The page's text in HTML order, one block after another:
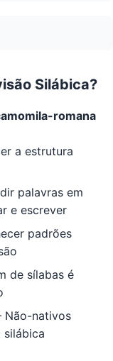
Silábica?
romana
a estrutura
palavras em
e escrever
padrões
de sílabas é
nativos
silábica